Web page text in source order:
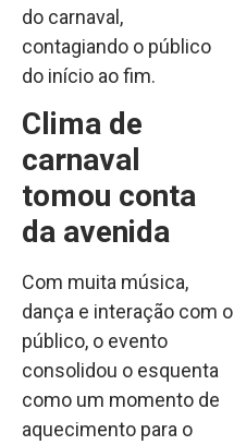
do carnaval,
contagiando o público
do início ao fim.
Clima de
carnaval
tomou conta
da avenida
Com muita música,
dança e interação com o
público, o evento
consolidou o esquenta
como um momento de
aquecimento para o